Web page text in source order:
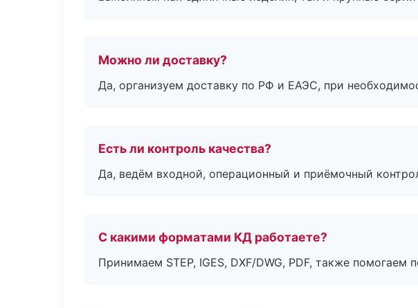
Можно ли доставку?
Да, организуем доставку по РФ и ЕАЭС, при
Есть ли контроль качества?
Да, ведём входной, операционный и приёмочный
С какими форматами КД работаете?
Принимаем STEP, IGES, DXF/DWG, PDF, также помогаем